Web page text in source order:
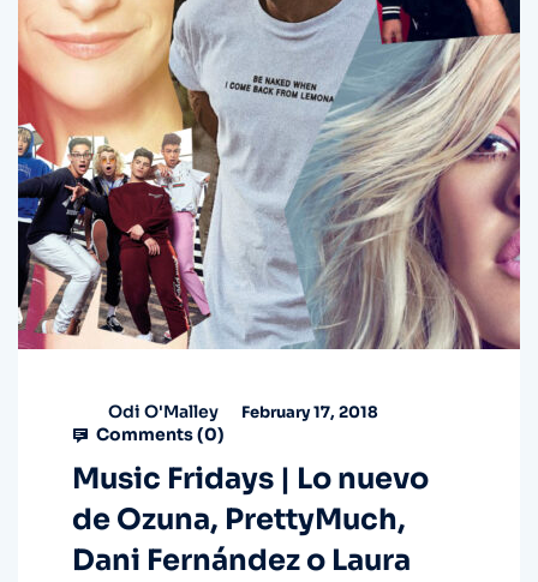
Odi O'Malley February 17, 2018
Comments (0)
Music Fridays | Lo nuevo
de Ozuna, PrettyMuch,
Dani Fernández o Laura